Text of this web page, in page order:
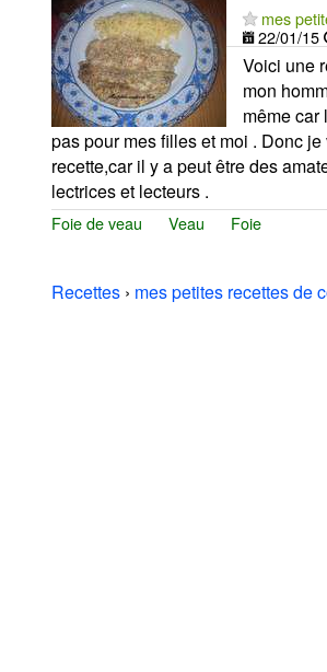
mes
22/01/15
Voici une
mon
même car
pas pour mes filles et moi . Donc
recette,car il y a peut être des
lectrices et lecteurs .
Foie de veau Veau Foie
Recettes › mes petites recettes de